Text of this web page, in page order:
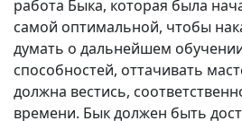
работа Быка, которая была
самой оптимальной, чтобы
думать о дальнейшем
способностей, оттачивать
должна вестись,
времени. Бык должен быть